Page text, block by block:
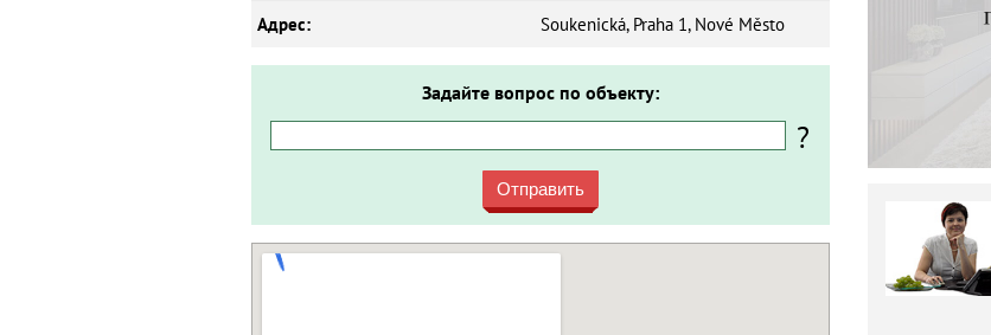
Адрес: Soukenická, Praha 1, Nové Město
Задайте вопрос по объекту:
?
Отправить